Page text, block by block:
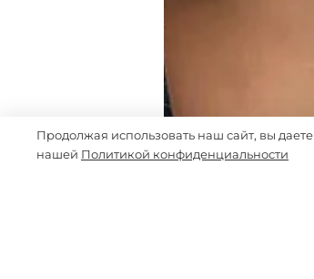
Продолжая использовать наш сайт, вы
нашей Политикой конфиденциальности